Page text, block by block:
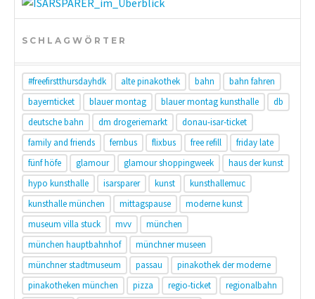
SCHLAGWÖRTER
#freefirstthursdayhdk alte pinakothek bahn
bahn fahren
bayernticket
blauer montag blauer montag kunsthalle
db
deutsche bahn
dm drogeriemarkt
donau-isar-ticket
family and friends
fernbus flixbus free refill
friday late
fünf höfe
glamour glamour shoppingweek
haus der kunst
hypo kunsthalle
isarsparer kunst
kunsthallemuc
kunsthalle münchen
mittagspause
moderne kunst
museum villa stuck
mvv
münchen
münchen hauptbahnhof
münchner museen
münchner stadtmuseum
passau
pinakothek der moderne
pinakotheken münchen
pizza regio-ticket
regionalbahn